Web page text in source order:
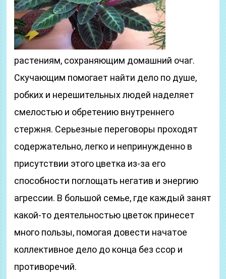
растениям, сохраняющим домашний очаг.
Скучающим помогает найти дело по душе,
робких и нерешительных людей наделяет
смелостью и обретению внутреннего
стержня. Серьезные переговоры проходят
содержательно, легко и непринужденно в
присутствии этого цветка из-за его
способности поглощать негатив и энергию
агрессии. В большой семье, где каждый занят
какой-то деятельностью цветок принесет
много пользы, помогая довести начатое
коллективное дело до конца без ссор и
противоречий.